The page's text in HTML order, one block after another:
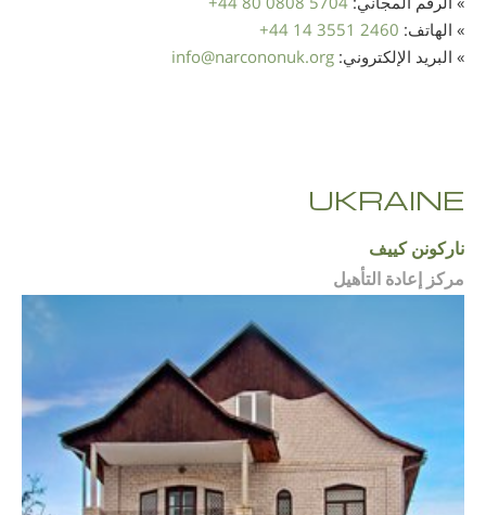
» الهاتف: +44 14 3551 2460
» البريد الإلكتروني:
info@narcononuk.org
UKRAINE
ناركونن كييف
مركز إعادة التأهيل